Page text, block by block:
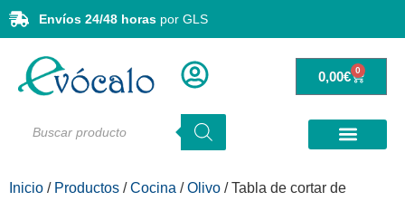
Envíos 24/48 horaspor GLS
0,00€ 0
Inicio / Productos /Cocina /Olivo / Tabla de cortar de